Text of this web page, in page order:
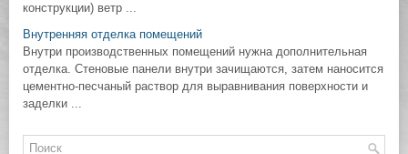
конструкции) ветр ...
Внутренняя отделка помещений
Внутри производственных помещений нужна дополнительная
отделка. Стеновые панели внутри зачищаются, затем наносится
цементно-песчаный раствор для выравнивания поверхности и
заделки ...